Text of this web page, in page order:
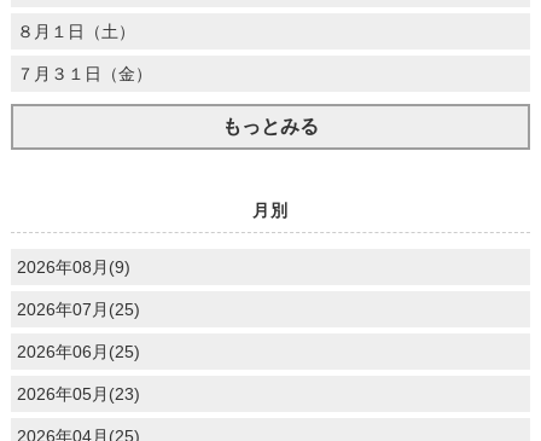
８月１日（土）
７月３１日（金）
もっとみる
月別
2026年08月(9)
2026年07月(25)
2026年06月(25)
2026年05月(23)
2026年04月(25)